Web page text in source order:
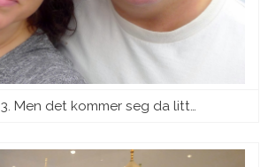
Men det kommer seg da litt…